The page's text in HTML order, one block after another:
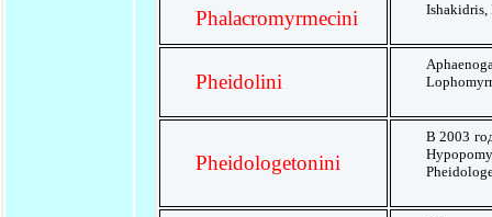
Phalacromyrmecini Ishakidris,
Pheidolini
Pheidologetonini
В 2003